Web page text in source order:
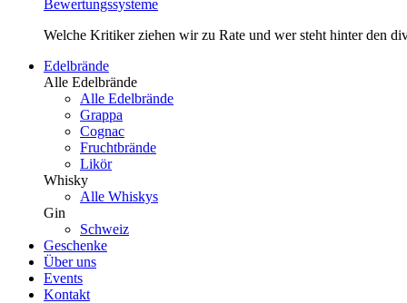
Bewertungssysteme
Welche Kritiker ziehen wir zu Rate und wer steht hinter den
Edelbrände
Alle Edelbrände
Alle Edelbrände
Grappa
Cognac
Fruchtbrände
Likör
Whisky
Alle Whiskys
Gin
Schweiz
Geschenke
Über uns
Events
Kontakt